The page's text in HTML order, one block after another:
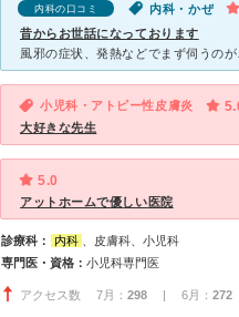
内科の口コミ 内科・かぜ
昔からお世話になっております
小児科・アトピー性皮膚炎
大好きな先生
5.0
アットホームで優しい医院
診療科： 内科
、皮膚科、小児科
専門医・資格： 小児科専門医
アクセス数 7月： 298 | 6月： 272